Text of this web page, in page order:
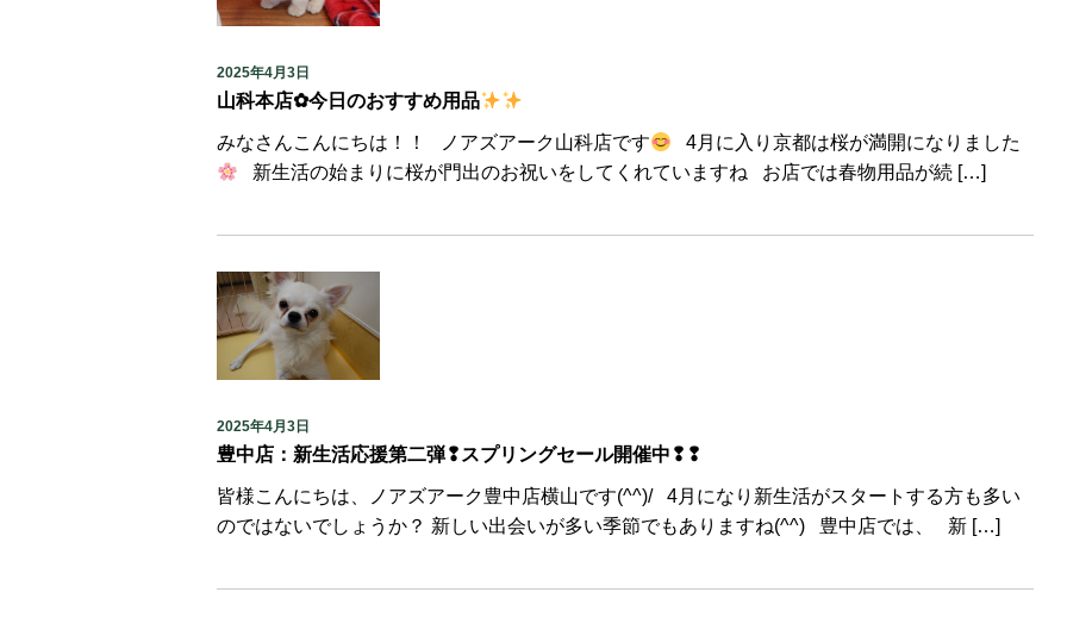
2025年4月3日
山科本店✿今日のおすすめ用品
みなさんこんにちは！！ ノアズアーク山科店です
4月に入り京都は桜が満開になりました
新生活の始まりに桜が門出のお祝いをしてくれていますね お店では春物用品が続 […]
2025年4月3日
豊中店：新生活応援第二弾❢スプリングセール開催中❢❢
皆様こんにちは、ノアズアーク豊中店横山です(^^)/ 4月になり新生活がスタートする方も多い
のではないでしょうか？ 新しい出会いが多い季節でもありますね(^^) 豊中店では、 新 […]